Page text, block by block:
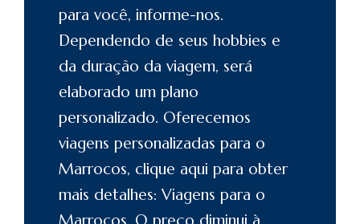
para você, informe-nos.
Dependendo de seus hobbies e
da duração da viagem, será
elaborado um plano
personalizado. Oferecemos
viagens personalizadas para o
Marrocos, clique aqui para obter
mais detalhes: Viagens para o
Marrocos . O preço diminui à